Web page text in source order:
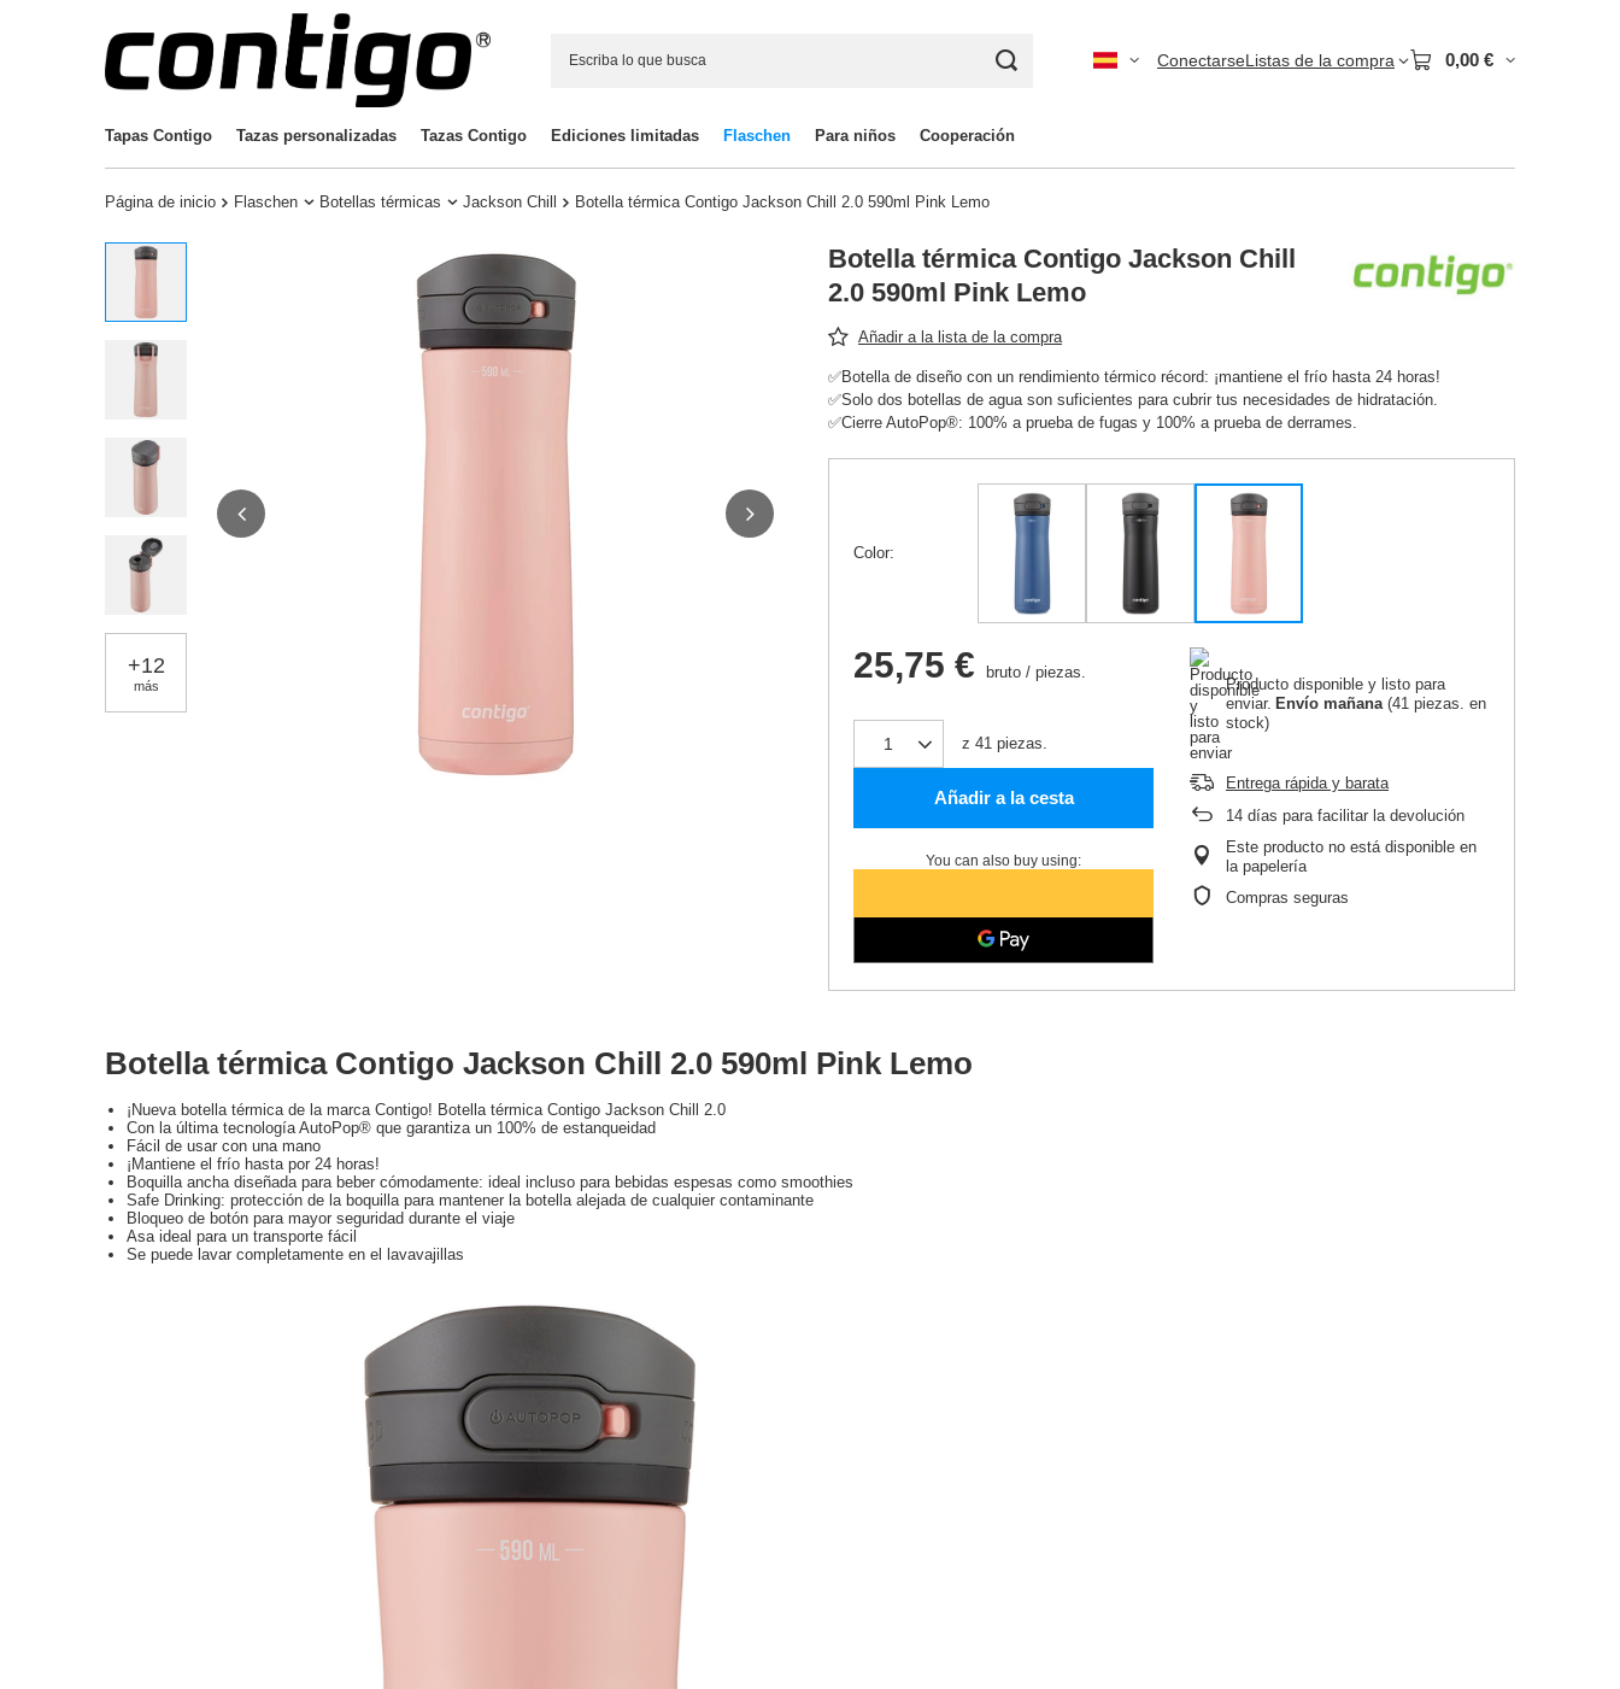
ConectarseListas de la compra 0,00 €
Tapas Contigo Tazas personalizadas Tazas Contigo Ediciones limitadas Flaschen Para niños Cooperación
Página de inicio Flaschen Botellas térmicas Jackson Chill Botella térmica Contigo Jackson Chill 2.0 590ml Pink Lemo
+12
más
Botella térmica Contigo Jackson Chill
2.0 590ml Pink Lemo
Añadir a la lista de la compra
✅Botella de diseño con un rendimiento térmico récord: ¡mantiene el frío hasta 24 horas!
✅Solo dos botellas de agua son suficientes para cubrir tus necesidades de hidratación.
✅Cierre AutoPop®: 100% a prueba de fugas y 100% a prueba de derrames.
Color
25,75 € bruto / piezas.
z 41 piezas.
Añadir a la cesta
You can also buy using:
Producto disponible y listo para
enviar Envío mañana (41 piezas. en
stock)
Entrega rápida y barata
14 días para facilitar la devolución
Este producto no está disponible en
la papelería
Compras seguras
Botella térmica Contigo Jackson Chill 2.0 590ml Pink Lemo
¡Nueva botella térmica de la marca Contigo! Botella térmica Contigo Jackson Chill 2.0
Con la última tecnología AutoPop® que garantiza un 100% de estanqueidad
Fácil de usar con una mano
¡Mantiene el frío hasta por 24 horas!
Boquilla ancha diseñada para beber cómodamente: ideal incluso para bebidas espesas como smoothies
Safe Drinking: protección de la boquilla para mantener la botella alejada de cualquier contaminante
Bloqueo de botón para mayor seguridad durante el viaje
Asa ideal para un transporte fácil
Se puede lavar completamente en el lavavajillas